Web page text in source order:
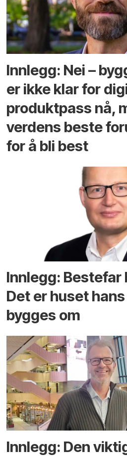
Innlegg: Nei –
er ikke klar for
produktpass nå,
verdens beste
for å bli best
Innlegg: Bestefar
Det er huset
bygges om
Innlegg: Den